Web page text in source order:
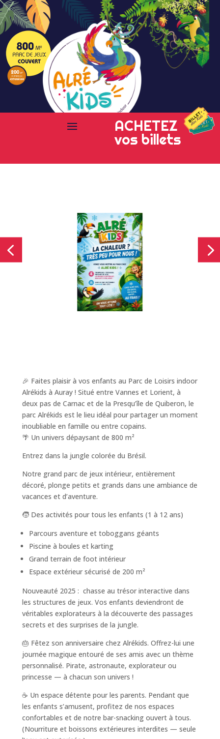
ACHETEZ
vos billets
🎉 Faites plaisir à vos enfants au Parc de Loisirs indoor
Alrékids à Auray ! Situé entre Vannes et Lorient, à
deux pas de Carnac et de la Presqu’île de Quiberon, le
parc Alrékids est le lieu idéal pour partager un moment
inoubliable en famille ou entre copains.
🌴 Un univers dépaysant de 800 m²
Entrez dans la jungle colorée du Brésil.
Notre grand parc de jeux intérieur, entièrement
décoré, plonge petits et grands dans une ambiance de
vacances et d’aventure.
🧒 Des activités pour tous les enfants (1 à 12 ans)
Parcours aventure et toboggans géants
Piscine à boules et karting
Grand terrain de foot intérieur
Espace extérieur sécurisé de 200 m²
Nouveauté 2025 : chasse au trésor interactive dans
les structures de jeux. Vos enfants deviendront de
véritables explorateurs à la découverte des passages
secrets et des surprises de la jungle.
🎂 Fêtez son anniversaire chez Alrékids. Offrez-lui une
journée magique entouré de ses amis avec un thème
personnalisé. Pirate, astronaute, explorateur ou
princesse — à chacun son univers !
☕ Un espace détente pour les parents. Pendant que
les enfants s’amusent, profitez de nos espaces
confortables et de notre bar-snacking ouvert à tous.
(Nourriture et boissons extérieures interdites — seule